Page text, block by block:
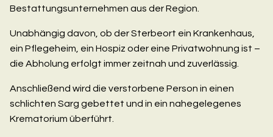
Bestattungsunternehmen aus der Region.
Unabhängig davon, ob der Sterbeort ein Krankenhaus,
ein Pflegeheim, ein Hospiz oder eine Privatwohnung ist –
die Abholung erfolgt immer zeitnah und zuverlässig.
Anschließend wird die verstorbene Person in einen
schlichten Sarg gebettet und in ein nahegelegenes
Krematorium überführt.